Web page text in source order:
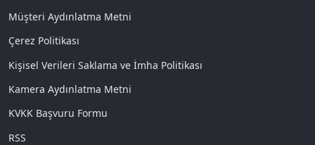
Müşteri Aydınlatma Metni
Çerez Politikası
Kişisel Verileri Saklama ve İmha Politikası
Kamera Aydınlatma Metni
KVKK Başvuru Formu
RSS